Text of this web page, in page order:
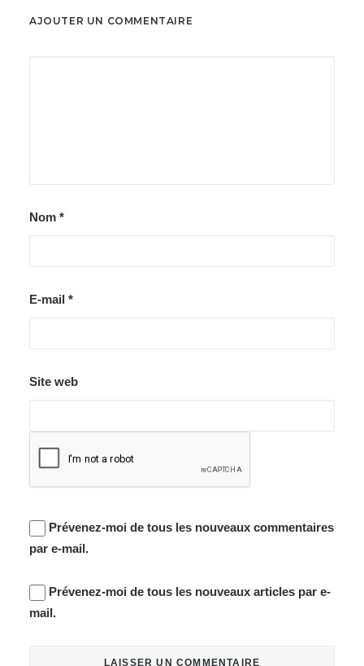
AJOUTER UN COMMENTAIRE
Nom *
E-mail *
Site web
Prévenez-moi de tous les nouveaux commentaires
par e-mail.
Prévenez-moi de tous les nouveaux articles par e-
mail.